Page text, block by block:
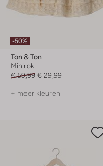
-50%
Ton & Ton
Minirok
€ 59,99 € 29,99
+ meer kleuren